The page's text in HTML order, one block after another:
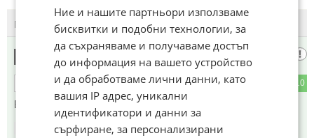
ПОСЛЕДНИ
VWагина
10
ОТГОВОР
Браво!!! Супер!!!
14.01.2025
Ние и нашите партньори използваме
бисквитки и подобни технологии, за
да съхраняваме и получаваме достъп
до информация на вашето устройство
и да обработваме лични данни, като
вашия IP адрес, уникални
идентификатори и данни за
сърфиране, за персонализирани